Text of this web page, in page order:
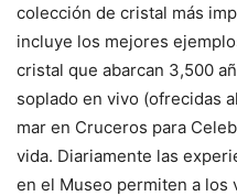
colección de cristal más
incluye los mejores
cristal que abarcan 3,500
soplado en vivo (ofrecidas
mar en Cruceros para
vida. Diariamente las
en el Museo permiten a los